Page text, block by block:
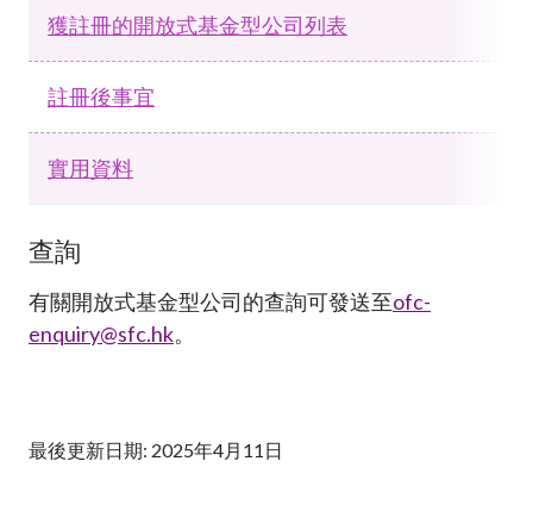
獲註冊的開放式基金型公司列表
註冊後事宜
實用資料
查詢
有關開放式基金型公司的查詢可發送至ofc-
enquiry@sfc.hk。
最後更新日期: 2025年4月11日